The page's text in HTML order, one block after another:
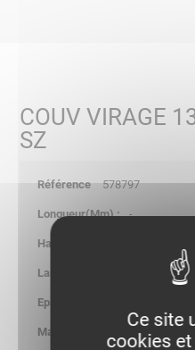
COUV VIRAGE
SZ
578797
-
Ce site
cookies